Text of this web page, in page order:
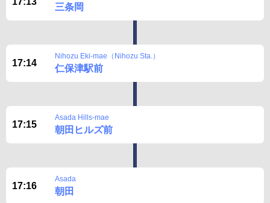
三条岡
17:14
Nihozu Eki-mae（Nihozu Sta.）
仁保津駅前
17:15
Asada Hills-mae
朝田ヒルズ前
17:16
Asada
朝田